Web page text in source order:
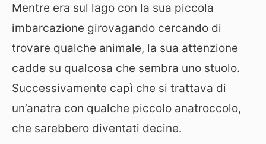
Mentre era sul lago con la sua piccola
imbarcazione girovagando cercando di
trovare qualche animale, la sua attenzione
cadde su qualcosa che sembra uno stuolo.
Successivamente capì che si trattava di
un’anatra con qualche piccolo anatroccolo,
che sarebbero diventati decine.